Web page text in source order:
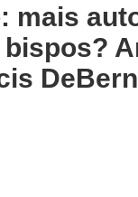
mais
bispos?